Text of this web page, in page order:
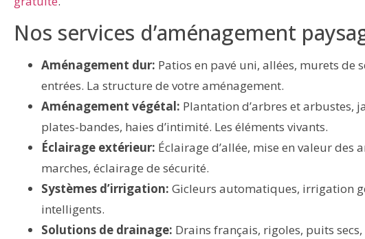
Nos services d’aménagement
Aménagement dur: Patios en pavé uni, allées, murets de
entrées. La structure de votre aménagement.
Aménagement végétal: Plantation d’arbres et arbustes,
plates-bandes, haies d’intimité. Les éléments vivants.
Éclairage extérieur: Éclairage d’allée, mise en valeur des
marches, éclairage de sécurité.
Systèmes d’irrigation: Gicleurs automatiques, irrigation
intelligents.
Solutions de drainage: Drains français, rigoles, puits